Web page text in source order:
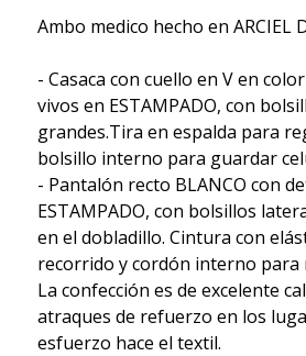
Ambo medico hecho en ARCIEL
- Casaca con cuello en V en
vivos en ESTAMPADO, con
grandes.Tira en espalda para
bolsillo interno para guardar
- Pantalón recto BLANCO con
ESTAMPADO, con bolsillos
en el dobladillo. Cintura con
recorrido y cordón interno para
La confección es de excelente
atraques de refuerzo en los
esfuerzo hace el textil.